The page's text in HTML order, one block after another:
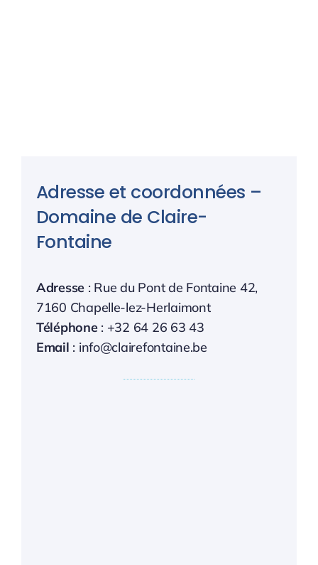
Adresse et coordonnées –
Domaine de Claire-
Fontaine
Adresse : Rue du Pont de Fontaine 42,
7160 Chapelle-lez-Herlaimont
Téléphone: +32 64 26 63 43
Email : info@clairefontaine.be